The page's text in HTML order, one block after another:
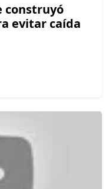
construyó
evitar caída